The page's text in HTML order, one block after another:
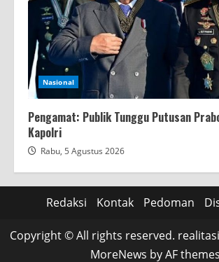
Nasional
Pengamat: Publik Tunggu Putusan
Kapolri
Rabu, 5 Agustus 2026
Redaksi Kontak Pedoman
Copyright © All rights reserved.
MoreNews by AF